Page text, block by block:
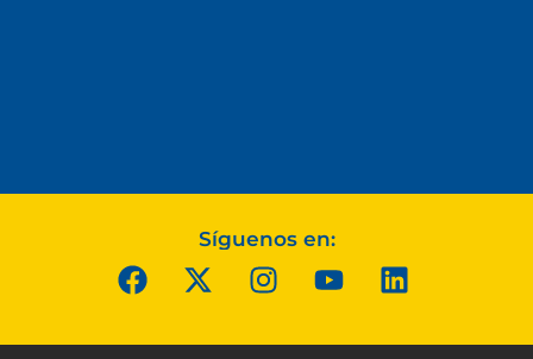
Síguenos en: